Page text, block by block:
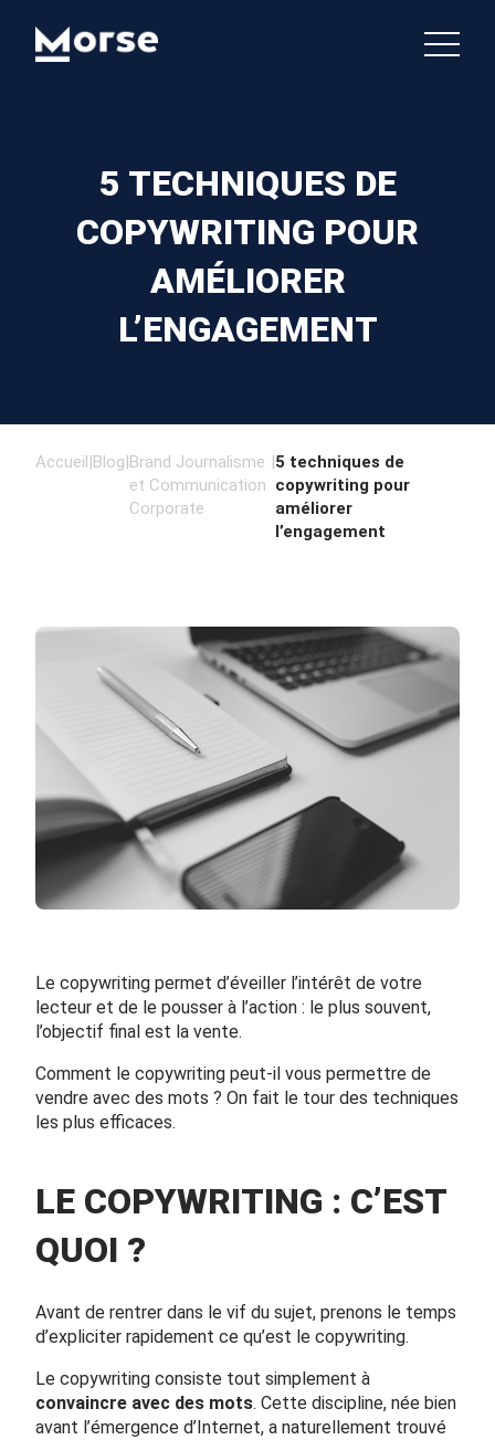
5 TECHNIQUES DE
COPYWRITING POUR
AMÉLIORER
L’ENGAGEMENT
Accueil|Blog|Brand Journalisme
et Communication
Corporate
|5 techniques de
copywriting pour
améliorer
l’engagement
Le copywriting permet d’éveiller l’intérêt de votre
lecteur et de le pousser à l’action : le plus souvent,
l’objectif final est la vente.
Comment le copywriting peut-il vous permettre de
vendre avec des mots ? On fait le tour des techniques
les plus efficaces.
LE COPYWRITING : C’EST
QUOI ?
Avant de rentrer dans le vif du sujet, prenons le temps
d’expliciter rapidement ce qu’est le copywriting.
Le copywriting consiste tout simplement à
convaincre avec des mots. Cette discipline, née bien
avant l’émergence d’Internet, a naturellement trouvé